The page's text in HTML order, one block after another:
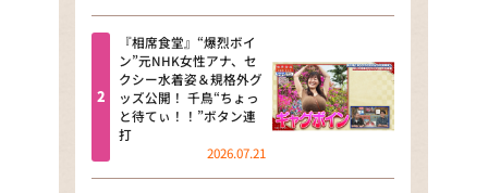
news おかえり
河合＆A.B.C-Z塚田×福井アナ
「なんでやねん！？」（news お
かえり）
DAIGOも台所 ～きょうの献立 何
にする？～
『相席食堂』“爆烈ボイ
ン”元NHK女性アナ、セ
クシー水着姿＆規格外グ
ッズ公開！ 千鳥“ちょっ
と待てぃ！！”ボタン連
打
2026.07.21